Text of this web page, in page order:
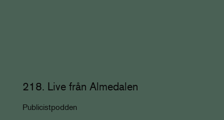
218. Live från Almedalen
Publicistpodden